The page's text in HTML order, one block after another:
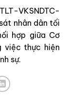
VKSNDTC-
nhân dân tối
hợp giữa Cơ
việc thực hiện
sự.